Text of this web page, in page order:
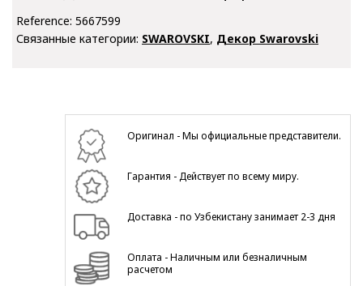
Reference: 5667599
Связанные категории: SWAROVSKI, Декор Swarovski
Оригинал - Мы официальные представители.
Гарантия - Действует по всему миру.
Доставка - по Узбекистану занимает 2-3 дня
Оплата - Наличным или безналичным
расчетом